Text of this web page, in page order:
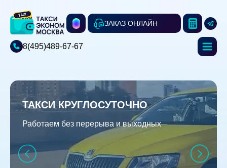
ЗАКАЗ ОНЛАЙН
8(495)489-67-67
ТАКСИ КРУГЛОСУТОЧНО
Работаем без перерыва и выходных